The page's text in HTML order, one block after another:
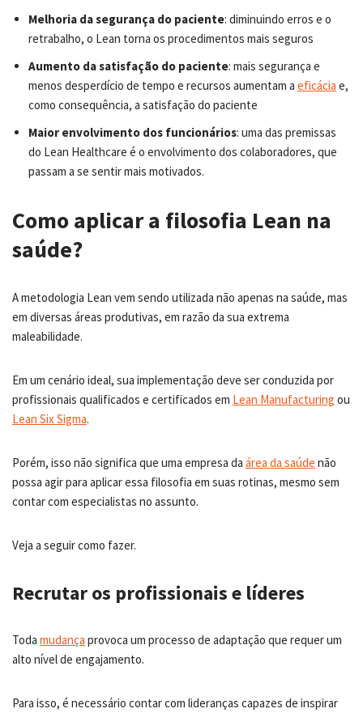
Melhoria da segurança do paciente: diminuindo erros e o
retrabalho, o Lean torna os procedimentos mais seguros
Aumento da satisfação do paciente: mais segurança e
menos desperdício de tempo e recursos aumentam a eficácia e,
como consequência, a satisfação do paciente
Maior envolvimento dos funcionários: uma das premissas
do Lean Healthcare é o envolvimento dos colaboradores, que
passam a se sentir mais motivados.
Como aplicar a filosofia Lean na
saúde?
A metodologia Lean vem sendo utilizada não apenas na saúde, mas
em diversas áreas produtivas, em razão da sua extrema
maleabilidade.
Em um cenário ideal, sua implementação deve ser conduzida por
profissionais qualificados e certificados em Lean Manufacturing ou
Lean Six Sigma.
Porém, isso não significa que uma empresa da área da saúde não
possa agir para aplicar essa filosofia em suas rotinas, mesmo sem
contar com especialistas no assunto.
Veja a seguir como fazer.
Recrutar os profissionais e líderes
Toda mudança provoca um processo de adaptação que requer um
alto nível de engajamento.
Para isso, é necessário contar com lideranças capazes de inspirar